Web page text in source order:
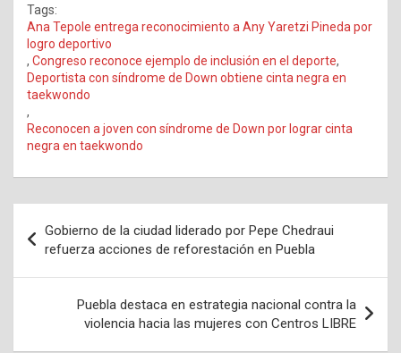
Tags:
Ana Tepole entrega reconocimiento a Any Yaretzi Pineda por
logro deportivo
, Congreso reconoce ejemplo de inclusión en el deporte,
Deportista con síndrome de Down obtiene cinta negra en
taekwondo
,
Reconocen a joven con síndrome de Down por lograr cinta
negra en taekwondo
de
entradas
Gobierno de la ciudad liderado por Pepe Chedraui
refuerza acciones de reforestación en Puebla
Puebla destaca en estrategia nacional contra la
violencia hacia las mujeres con Centros LIBRE